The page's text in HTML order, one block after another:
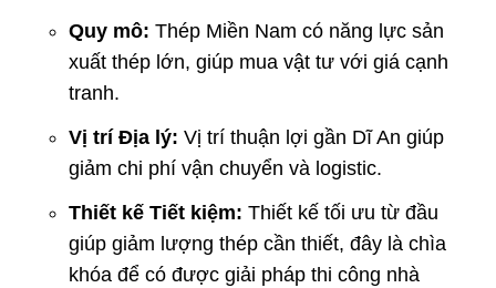
Quy mô: Thép Miền Nam có năng lực sản
xuất thép lớn, giúp mua vật tư với giá cạnh
tranh.
Vị trí Địa lý: Vị trí thuận lợi gần Dĩ An giúp
giảm chi phí vận chuyển và logistic.
Thiết kế Tiết kiệm: Thiết kế tối ưu từ đầu
giúp giảm lượng thép cần thiết, đây là chìa
khóa để có được giải pháp thi công nhà